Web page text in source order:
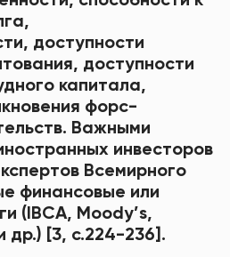
доступности
доступности
капитала,
форс-
Важными
инвесторов
Всемирного
финансовые или
(IВСА, Мооdу’s,
др.) [3, с.224-236].